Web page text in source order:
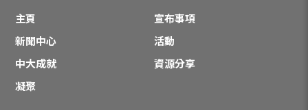
主頁
宣布事項
新聞中心
活動
中大成就
資源分享
凝聚